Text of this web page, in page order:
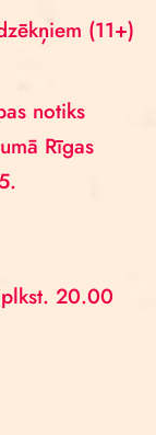
(11+)
notiks
Rīgas
20.00